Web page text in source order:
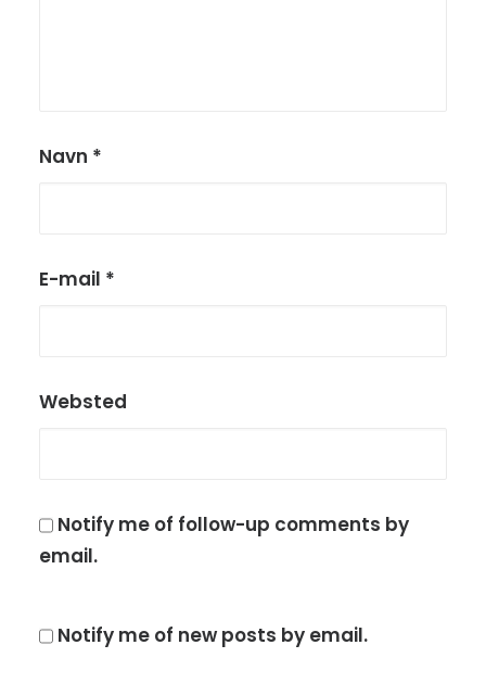
Navn *
E-mail *
Websted
Notify me of follow-up comments by
email.
Notify me of new posts by email.